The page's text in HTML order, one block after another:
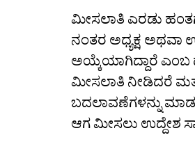
ಮೀಸಲಾತಿ ಎರಡು
ನಂತರ ಅಧ್ಯಕ್ಷ ಅಥವಾ
ಅಯ್ಕೆಯಾಗಿದ್ದಾರೆ ಎಂಬ
ಮೀಸಲಾತಿ ನೀಡಿದರೆ
ಬದಲಾವಣೆಗಳನ್ನು
ಆಗ ಮೀಸಲು ಉದ್ದೇಶ